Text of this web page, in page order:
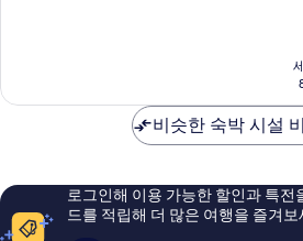
매
요,
용
비슷한 숙박 시설
로그인해 이용 가능한 할인과 특전
드를 적립해 더 많은 여행을 즐겨보